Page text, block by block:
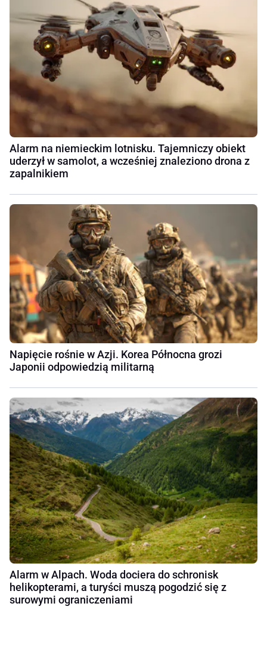
Alarm na niemieckim lotnisku. Tajemniczy obiekt
uderzył w samolot, a wcześniej znaleziono drona z
zapalnikiem
Napięcie rośnie w Azji. Korea Północna grozi
Japonii odpowiedzią militarną
Alarm w Alpach. Woda dociera do schronisk
helikopterami, a turyści muszą pogodzić się z
surowymi ograniczeniami